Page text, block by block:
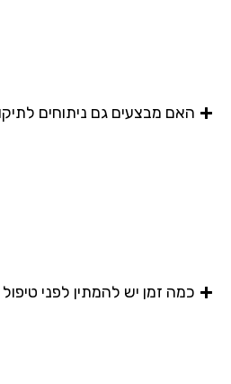
האם מבצעים גם ניתוחים
כמה זמן יש להמתין לפני